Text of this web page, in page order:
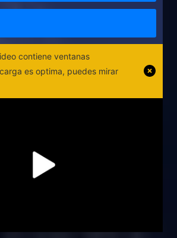
contiene ventanas
es optima, puedes mirar